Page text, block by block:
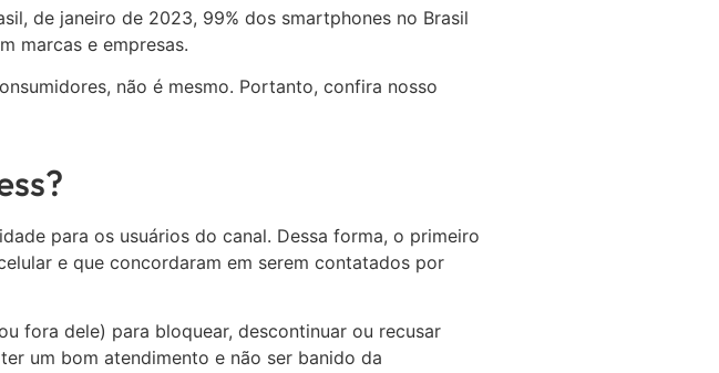
de janeiro de 2023, 99% dos smartphones no Brasil
marcas e empresas.
não é mesmo. Portanto, confira nosso
para os usuários do canal. Dessa forma, o primeiro
e que concordaram em serem contatados por
fora dele) para bloquear, descontinuar ou recusar
um bom atendimento e não ser banido da